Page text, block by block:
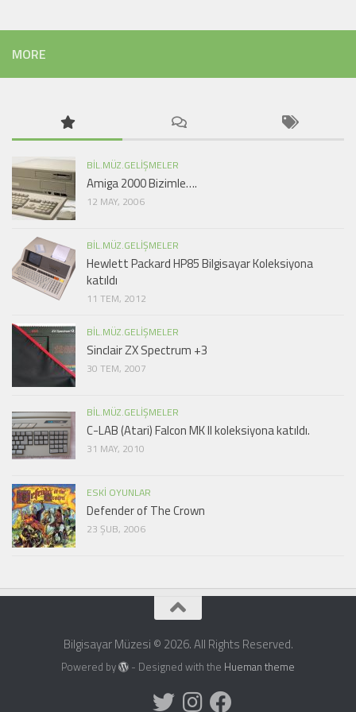
MORE
BIL.MÜZ.GELIŞMELER
Amiga 2000 Bizimle….
12 MAY, 2006
BIL.MÜZ.GELIŞMELER
Hewlett Packard HP85 Bilgisayar Koleksiyona
katıldı
11 TEM, 2012
BIL.MÜZ.GELIŞMELER
Sinclair ZX Spectrum +3
30 TEM, 2007
BIL.MÜZ.GELIŞMELER
C-LAB (Atari) Falcon MK II koleksiyona katıldı.
31 MAY, 2010
ESKI OYUNLAR
Defender of The Crown
23 ŞUB, 2006
Bilgisayar Müzesi © 2026. All Rights Reserved.
Powered by - Designed with the Hueman theme